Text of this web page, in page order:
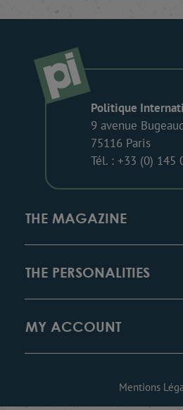
Politique
9 avenue
75116 Paris
Tél. : +33 (0) 145
THE MAGAZINE
THE PERSONALITIES
MY ACCOUNT
Mentions